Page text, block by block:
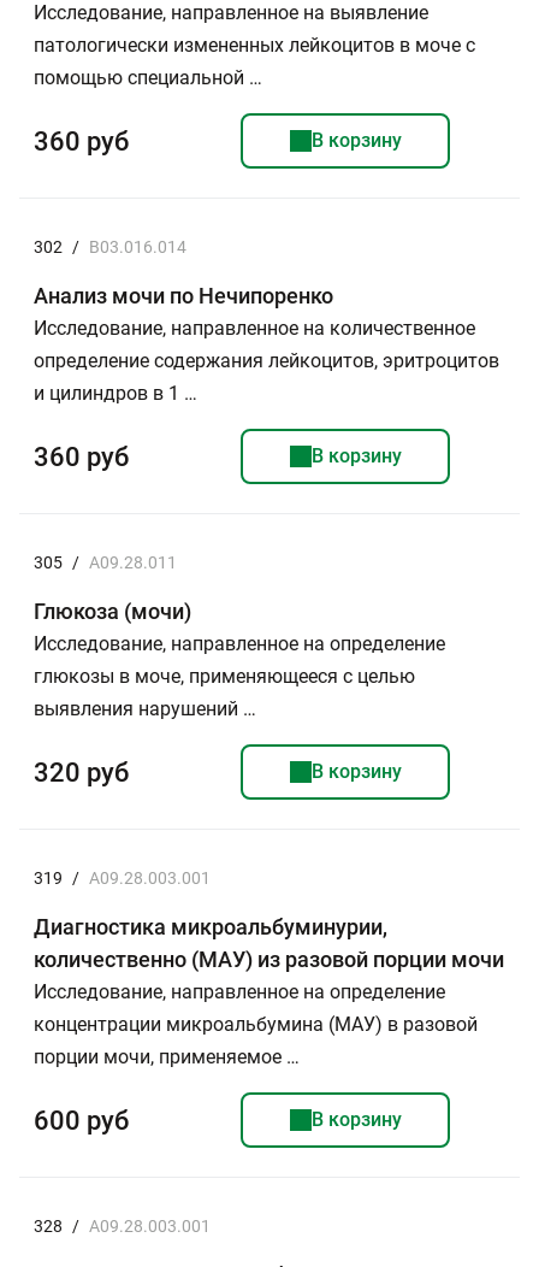
Исследование, направленное на выявление
патологически измененных лейкоцитов в моче с
помощью специальной …
360 руб В корзину
302 / B03.016.014
Анализ мочи по Нечипоренко
Исследование, направленное на количественное
определение содержания лейкоцитов, эритроцитов
и цилиндров в 1 …
360 руб В корзину
305 / A09.28.011
Глюкоза (мочи)
Исследование, направленное на определение
глюкозы в моче, применяющееся с целью
выявления нарушений …
320 руб В корзину
319 / A09.28.003.001
Диагностика микроальбуминурии,
количественно (МАУ) из разовой порции мочи
Исследование, направленное на определение
концентрации микроальбумина (МАУ) в разовой
порции мочи, применяемое …
600 руб В корзину
328 / A09.28.003.001